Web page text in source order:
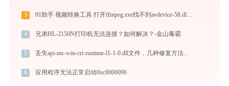
3 91助手 视频转换工具 打开ffmpeg.exe找不到avdevice-58.dll怎么办
4 兄弟HL-2150N打印机无法连接？如何解决？-金山毒霸
5 丢失api-ms-win-crt-runtime-l1-1-0.dll文件，几种修复方法能帮你解决
6 应用程序无法正常启动0xc0000096